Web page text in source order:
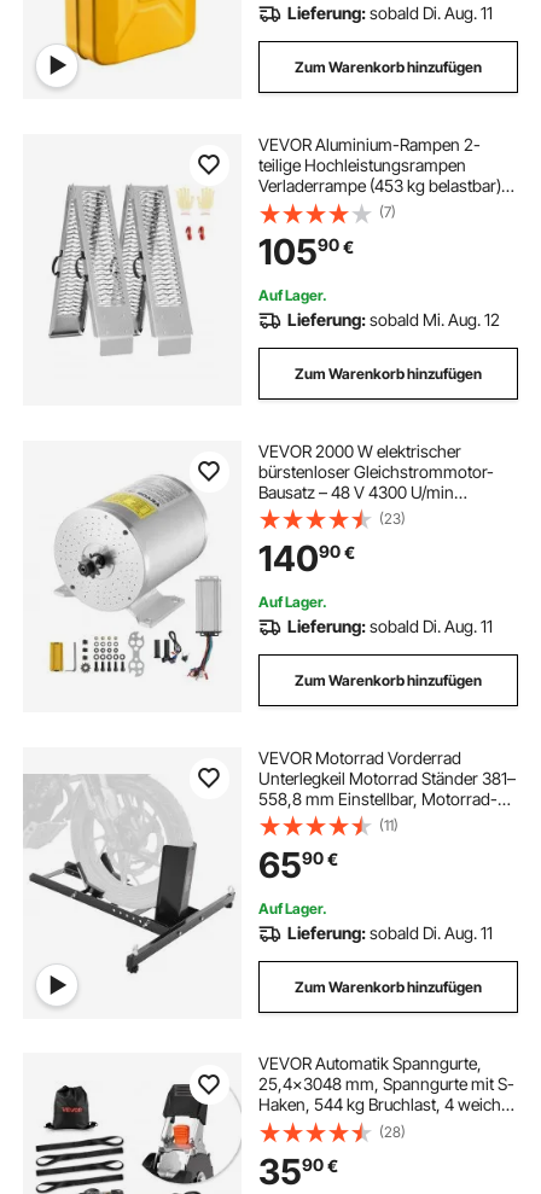
Lieferung:sobald Di. Aug. 11
Zum Warenkorb hinzufügen
VEVOR Aluminium-Rampen 2-
teilige Hochleistungsrampen
Verladerrampe (453 kg belastbar)
mit breiterer Rampenoberfläche,
universelle stabile Laderampe mit
Griffen, für ATV UTV Motorrad
Elektrofahrrad
(7)
10590€
Auf Lager.
Lieferung:sobald Mi. Aug. 12
Zum Warenkorb hinzufügen
VEVOR 2000 W elektrischer
bürstenloser Gleichstrommotor-
Bausatz – 48 V 4300 U/min
Elektromotor mit verbessertem
Drehzahlregler und Gasgriff-
Bausatz für Go Karts E-Bike
Motorrad Roller DIY
(23)
14090€
Auf Lager.
Lieferung:sobald Di. Aug. 11
Zum Warenkorb hinzufügen
VEVOR Motorrad Vorderrad
Unterlegkeil Motorrad Ständer 381–
558,8 mm Einstellbar, Motorrad-
Unterlegkeilständer Tragfähigkeit
816,5 kg, Geeignet für 76,2–203,2
mm Reifenbreite Vorne Paddock
Ständer
(11)
6590€
Auf Lager.
Lieferung:sobald Di. Aug. 11
Zum Warenkorb hinzufügen
VEVOR Automatik Spanngurte,
25,4x3048 mm, Spanngurte mit S-
Haken, 544 kg Bruchlast, 4 weiche
Schlaufen, Ratschenmechanismus
für Umzüge, Anhänger, Motorräder,
Kajaks, Autodächer, 4er-Pack
(28)
3590€